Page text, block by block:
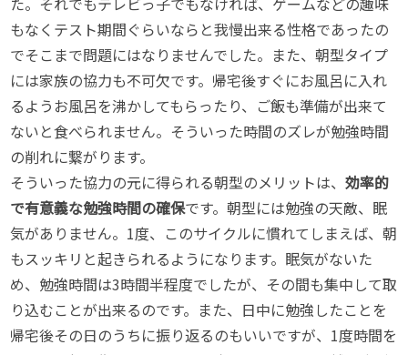
もなくテスト期間ぐらいならと我慢出来る性格であったの
でそこまで問題にはなりませんでした。また、朝型タイプ
には家族の協力も不可欠です。帰宅後すぐにお風呂に入れ
るようお風呂を沸かしてもらったり、ご飯も準備が出来て
ないと食べられません。そういった時間のズレが勉強時間
の削れに繋がります。
そういった協力の元に得られる朝型のメリットは、 効率的
で有意義な勉強時間の確保です。朝型には勉強の天敵、眠
気がありません。1度、このサイクルに慣れてしまえば、朝
もスッキリと起きられるようになります。眠気がないた
め、勉強時間は3時間半程度でしたが、その間も集中して取
り込むことが出来るのです。また、日中に勉強したことを
帰宅後その日のうちに振り返るのもいいですが、1度時間を